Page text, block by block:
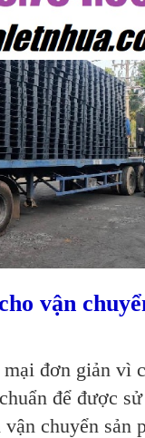
vận
đơn giản vì
để được
chuyển sản